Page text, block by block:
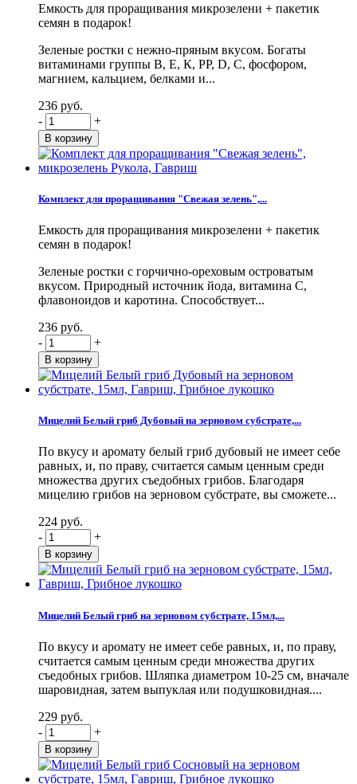
Емкость для проращивания микрозелени + пакетик
семян в подарок!
Зеленые ростки с нежно-пряным вкусом. Богаты
витаминами группы В, Е, К, PP, D, С, фосфором,
магнием, кальцием, белками и...
236 руб.
-
+
Комплект для проращивания "Свежая зелень",...
Емкость для проращивания микрозелени + пакетик
семян в подарок!
Зеленые ростки с горчично-ореховым островатым
вкусом. Природный источник йода, витамина С,
флавоноидов и каротина. Способствует...
236 руб.
-
+
Мицелий Белый гриб Дубовый на зерновом субстрате,...
По вкусу и аромату белый гриб дубовый не имеет себе
равных, и, по праву, считается самым ценным среди
множества других съедобных грибов. Благодаря
мицелию грибов на зерновом субстрате, вы сможете...
224 руб.
-
+
Мицелий Белый гриб на зерновом субстрате, 15мл,...
По вкусу и аромату не имеет себе равных, и, по праву,
считается самым ценным среди множества других
съедобных грибов. Шляпка диаметром 10-25 см, вначале
шаровидная, затем выпуклая или подушковидная....
229 руб.
-
+